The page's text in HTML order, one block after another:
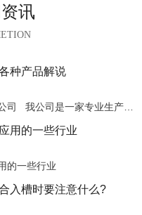
讯
种产品解说
奎屯永泉电泳漆设备公司 我公司是一家专业生产：电泳涂料、电泳设备、凃装设备企业，集设计、制造、安装、调试及售后服务于一体，经过多年来的发展，已成为国内较具规模的电泳涂料生产商、涂装
用的一些行业
的一些行业
入槽时要注意什么?